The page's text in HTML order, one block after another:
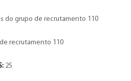
do grupo de recrutamento 110
recrutamento 110
25